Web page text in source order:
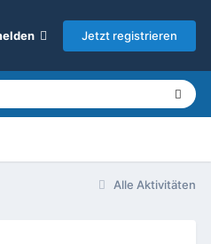
Jetzt registrieren
Alle Aktivitäten